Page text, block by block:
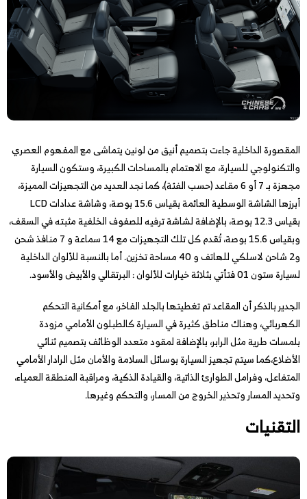
المقصورة الداخلية جاءت بتصميم أنيق من لونين يتماشى مع المفهوم العصري
والتكنولوجي للسيارة، مع الاهتمام بالمساحات الكبيرة، وستكون السيارة
مجهزة بـ 7 أو 6 مقاعد (حسب الفئة)، كما نجد العديد من التجهيزات المميزة،
أبرزها الشاشة الوسطية العائمة بقياس 15.6 بوصة، وشاشة عدادات LCD
بقياس 12.3 بوصة، بالإضافة لشاشة ترفيه للصفوف الخلفية مثبته في السقف،
وبقياس 15.6 بوصة، تُقدم كل تلك التجهيزات مع 14 سماعة و 7 منافذ شحن
و2 شاحن لاسلكي للهاتف و 40 مساحة تخزين. أما بالنسبة للألوان الداخلية
لسيارة ستون 01 فتأتي بثلاثة خيارات للألوان : البرتقالي والأبيض والأسود.
الجدير بالذكر أن المقاعد تم تغطيتها بالجلد الفاخر، مع أمكانية التحكم
الكهربائي، وهناك مناطق كثيرة في السيارة كالطبلون الأمامي مزودة
بلمسات طرية مثل الرابر، بالإضافة لمقود متعدد الوظائف بتصميم ثنائي
الأضلاع،كما سيتم تجهيز السيارة بوسائل السلامة والأمان مثل الرادار الأمامي
المتفاعل، وفرامل الطوارئ الذاتية، والقيادة الذكية، ومراقبة المنطقة العمياء،
وتحديد المسار وتحذير الخروج من المسار، والتحكم وغيرها.
التقنيات